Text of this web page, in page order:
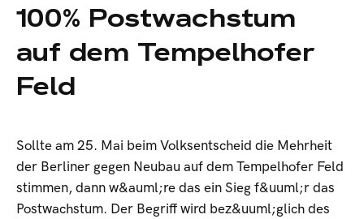
100% Postwachstum
auf dem Tempelhofer
Feld
Sollte am 25. Mai beim Volksentscheid die Mehrheit
der Berliner gegen Neubau auf dem Tempelhofer Feld
stimmen, dann w&auml;re das ein Sieg f&uuml;r das
Postwachstum. Der Begriff wird bez&uuml;glich des